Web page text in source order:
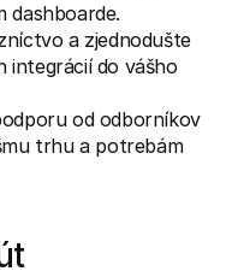
dashboarde.
a zjednodušte
integrácií do vášho
od odborníkov
trhu a potrebám